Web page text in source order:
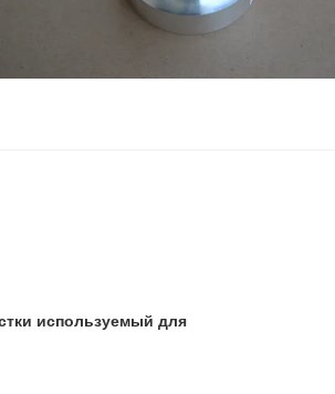
используемый для